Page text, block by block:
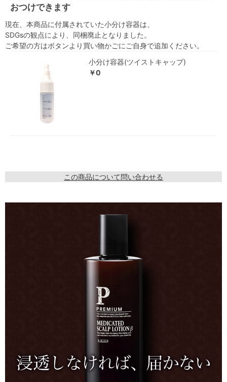
おつけできます
現在、本商品に付属されていた小分け容器は、
SDGsの観点により、同梱廃止となりました。
ご希望の方はボタンより買い物かごにご自身で追加ください。
小分け容器(ツイストキャップ)
￥0
この商品について問い合わせる